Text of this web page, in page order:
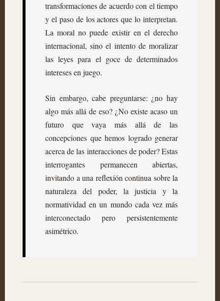
transformaciones de acuerdo con el tiempo
y el paso de los actores que lo interpretan.
La moral no puede existir en el derecho
internacional, sino el intento de moralizar
las leyes para el goce de determinados
intereses en juego.
Sin embargo, cabe preguntarse: ¿no hay
algo más allá de eso? ¿No existe acaso un
futuro que vaya más allá de las
concepciones que hemos logrado generar
acerca de las interacciones de poder? Estas
interrogantes permanecen abiertas,
invitando a una reflexión continua sobre la
naturaleza del poder, la justicia y la
normatividad en un mundo cada vez más
interconectado pero persistentemente
asimétrico.